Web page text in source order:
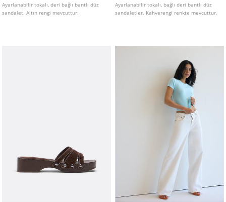
Ayarlanabilir tokalı, deri bağlı bantlı düz
sandalet. Altın rengi mevcuttur.
Ayarlanabilir tokalı, bağlı deri bantlı düz
sandaletler. Kahverengi renkte mevcuttur.